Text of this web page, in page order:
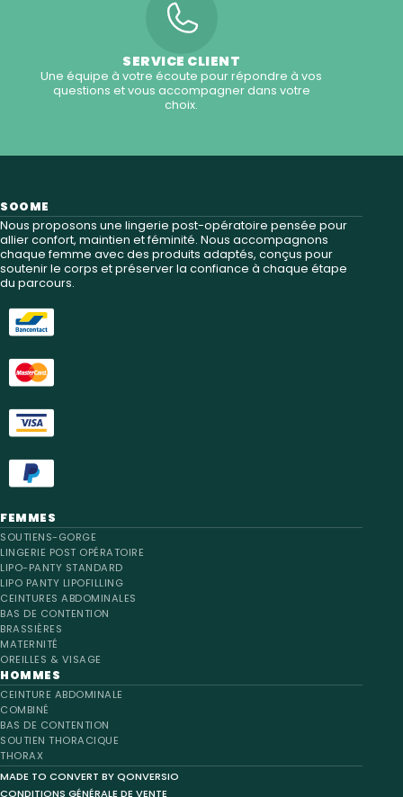
SERVICE CLIENT
Une équipe à votre écoute pour répondre à vos
questions et vous accompagner dans votre
choix.
HOMMES
CEINTURE ABDOMINALE
COMBINÉ
BAS DE CONTENTION
SOUTIEN THORACIQUE
THORAX
FEMMES
SOUTIENS-GORGE
LINGERIE POST OPÉRATOIRE
LIPO-PANTY STANDARD
LIPO PANTY LIPOFILLING
CEINTURES ABDOMINALES
BAS DE CONTENTION
BRASSIÈRES
MATERNITÉ
OREILLES & VISAGE
SOOME
Nous proposons une lingerie post-opératoire pensée pour
allier confort, maintien et féminité. Nous accompagnons
chaque femme avec des produits adaptés, conçus pour
soutenir le corps et préserver la confiance à chaque étape
du parcours.
MADE TO CONVERT BY QONVERSIO
CONDITIONS GÉNÉRALE DE VENTE